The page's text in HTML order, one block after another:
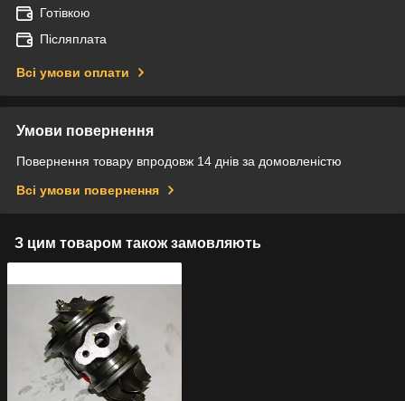
Готівкою
Післяплата
Всі умови оплати
Умови повернення
Повернення товару впродовж 14 днів за домовленістю
Всі умови повернення
З цим товаром також замовляють